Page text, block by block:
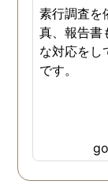
素行調査を
真、報告書
な対応をし
です。